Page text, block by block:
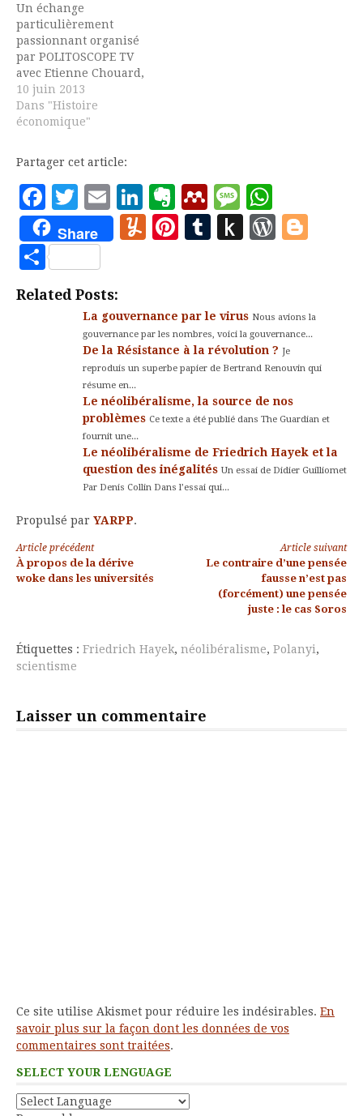
Un échange
particulièrement
passionnant organisé
par POLITOSCOPE TV
avec Etienne Chouard,
que l'on ne présente
plus, Bernard Friot, que
je ne connaissais pas,
spécialiste de la
question du travail et
du salariat, et toujours
membre du PCF. Je vous
laisse découvrir et
commenter! I°…
10 juin 2013
Dans "Histoire
économique"
Partager cet article:
Facebook
Twitter
EmailLinkedIn
Evernote
Mendeley
Message
Share Yummly
Pinterest
Tumblr
Push
Partager
Related Posts:
La gouvernance par le virus Nous avions la
gouvernance par les nombres, voici la gouvernance...
De la Résistance à la révolution ? Je
reproduis un superbe papier de Bertrand Renouvin qui
résume en...
Le néolibéralisme, la source de nos
problèmes Ce texte a été publié dans The Guardian et
fournit une...
Le néolibéralisme de Friedrich Hayek et la
question des inégalités Un essai de Didier Guilliomet
Par Denis Collin Dans l’essai qui...
Propulsé par YARPP.
Lire
la
Article précédent
À propos de la dérive
woke dans les universités
Article suivant
Le contraire d’une pensée
fausse n’est pas
(forcément) une pensée
juste : le cas Soros
Étiquettes : Friedrich Hayek, néolibéralisme, Polanyi,
scientisme
Laisser un commentaire
Ce site utilise Akismet pour réduire les indésirables. En
savoir plus sur la façon dont les données de vos
commentaires sont traitées.
SELECT YOUR LENGUAGE